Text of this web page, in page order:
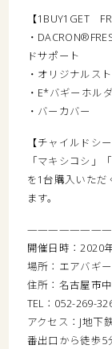
【1BUY1GET
・
ドサポート
・オリジナルス
・E*バギーホル
・バーカバー
【チャイルドシ
「マキシコシ」
を1台購入いただ
ます。
開催日時：2020
場所：エアバギ
住所：名古屋市
TEL：052-269-
アクセス：J地下
番出口から徒歩5